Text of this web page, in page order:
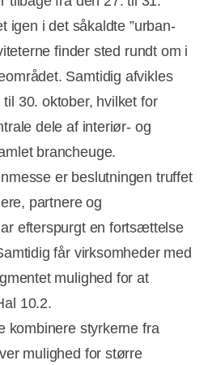
igen i det såkaldte ”urban-
finder sted rundt om i
Samtidig afvikles
30. oktober, hvilket for
dele af interiør- og
brancheuge.
er beslutningen truffet
partnere og
efterspurgt en fortsættelse
får virksomheder med
mulighed for at
10.2.
kombinere styrkerne fra
mulighed for større